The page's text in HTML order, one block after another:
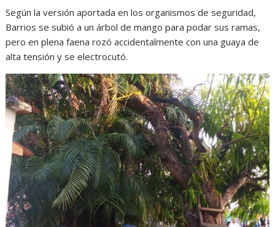
Según la versión aportada en los organismos de seguridad,
Barrios se subió a un árbol de mango para podar sus ramas,
pero en plena faena rozó accidentalmente con una guaya de
alta tensión y se electrocutó.